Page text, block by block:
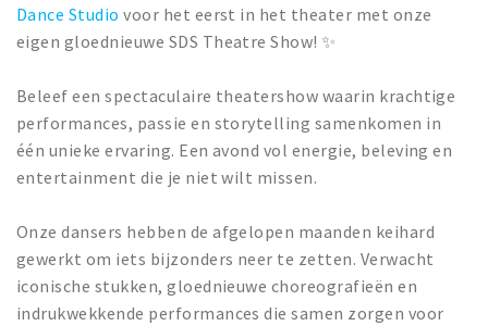
Sport
Inloggen
Dance Studio voor het eerst in het theater met onze
eigen gloednieuwe SDS Theatre Show! ✨
Beleef een spectaculaire theatershow waarin krachtige
performances, passie en storytelling samenkomen in
één unieke ervaring. Een avond vol energie, beleving en
entertainment die je niet wilt missen.
Onze dansers hebben de afgelopen maanden keihard
gewerkt om iets bijzonders neer te zetten. Verwacht
iconische stukken, gloednieuwe choreografieën en
indrukwekkende performances die samen zorgen voor